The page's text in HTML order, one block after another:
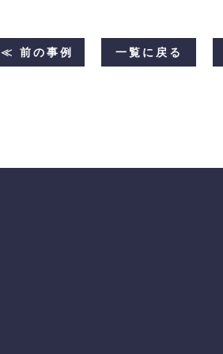
≪ 前の事例 一覧に戻る